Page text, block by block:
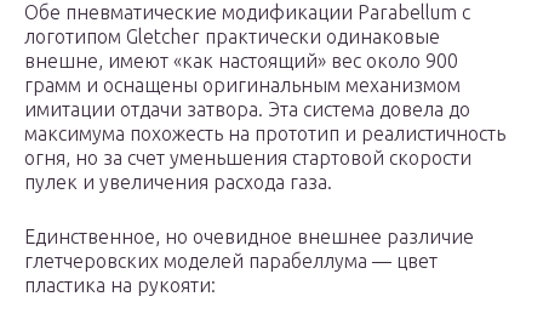
Обе пневматические модификации Parabellum с
логотипом Gletcher практически одинаковые
внешне, имеют «как настоящий» вес около 900
грамм и оснащены оригинальным механизмом
имитации отдачи затвора. Эта система довела до
максимума похожесть на прототип и реалистичность
огня, но за счет уменьшения стартовой скорости
пулек и увеличения расхода газа.
Единственное, но очевидное внешнее различие
глетчеровских моделей парабеллума — цвет
пластика на рукояти: